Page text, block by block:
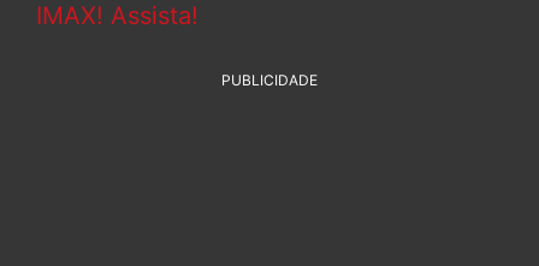
IMAX! Assista!
PUBLICIDADE